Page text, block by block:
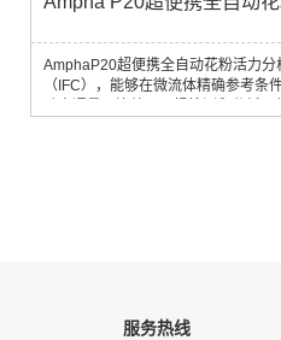
AmphaP20超便携全自动花粉活力
（IFC），能够在微流体精确参考条
服务热线